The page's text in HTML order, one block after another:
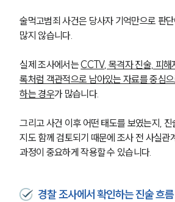
술먹고범죄 사건은 당사자 기억만으로 판
많지 않습니다.
실제 조사에서는 CCTV, 목격자 진술, 피해
록처럼 객관적으로 남아있는 자료를 중심
하는 경우가 많습니다.
그리고 사건 이후 어떤 태도를 보였는지,
지도 함께 검토되기 때문에 조사 전 사실관
과정이 중요하게 작용할 수 있습니다.
경찰 조사에서 확인하는 진술 흐름